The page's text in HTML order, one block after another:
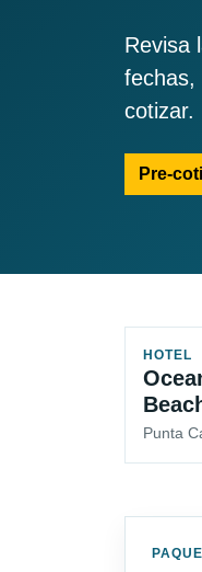
Revisa
fechas,
cotizar.
Pre-
HOTEL
Punta